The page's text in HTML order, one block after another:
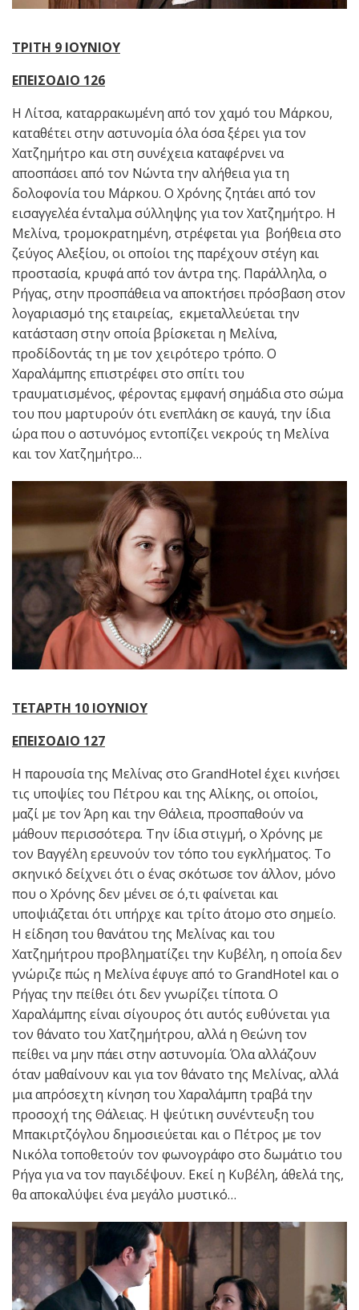
ΤΡΙΤΗ 9 ΙΟΥΝΙΟΥ
ΕΠΕΙΣΟΔΙΟ 126
Η Λίτσα, καταρρακωμένη από τον χαμό του Μάρκου,
καταθέτει στην αστυνομία όλα όσα ξέρει για τον
Χατζημήτρο και στη συνέχεια καταφέρνει να
αποσπάσει από τον Νώντα την αλήθεια για τη
δολοφονία του Μάρκου. Ο Χρόνης ζητάει από τον
εισαγγελέα ένταλμα σύλληψης για τον Χατζημήτρο. Η
Μελίνα, τρομοκρατημένη, στρέφεται για βοήθεια στο
ζεύγος Αλεξίου, οι οποίοι της παρέχουν στέγη και
προστασία, κρυφά από τον άντρα της. Παράλληλα, ο
Ρήγας, στην προσπάθεια να αποκτήσει πρόσβαση στον
λογαριασμό της εταιρείας, εκμεταλλεύεται την
κατάσταση στην οποία βρίσκεται η Μελίνα,
προδίδοντάς τη με τον χειρότερο τρόπο. Ο
Χαραλάμπης επιστρέφει στο σπίτι του
τραυματισμένος, φέροντας εμφανή σημάδια στο σώμα
του που μαρτυρούν ότι ενεπλάκη σε καυγά, την ίδια
ώρα που ο αστυνόμος εντοπίζει νεκρούς τη Μελίνα
και τον Χατζημήτρο…
ΤΕΤΑΡΤΗ 10 ΙΟΥΝΙΟΥ
ΕΠΕΙΣΟΔΙΟ 127
Η παρουσία της Μελίνας στο GrandHotel έχει κινήσει
τις υποψίες του Πέτρου και της Αλίκης, οι οποίοι,
μαζί με τον Άρη και την Θάλεια, προσπαθούν να
μάθουν περισσότερα. Την ίδια στιγμή, ο Χρόνης με
τον Βαγγέλη ερευνούν τον τόπο του εγκλήματος. Το
σκηνικό δείχνει ότι ο ένας σκότωσε τον άλλον, μόνο
που ο Χρόνης δεν μένει σε ό,τι φαίνεται και
υποψιάζεται ότι υπήρχε και τρίτο άτομο στο σημείο.
Η είδηση του θανάτου της Μελίνας και του
Χατζημήτρου προβληματίζει την Κυβέλη, η οποία δεν
γνώριζε πώς η Μελίνα έφυγε από το GrandHotel και ο
Ρήγας την πείθει ότι δεν γνωρίζει τίποτα. Ο
Χαραλάμπης είναι σίγουρος ότι αυτός ευθύνεται για
τον θάνατο του Χατζημήτρου, αλλά η Θεώνη τον
πείθει να μην πάει στην αστυνομία. Όλα αλλάζουν
όταν μαθαίνουν και για τον θάνατο της Μελίνας, αλλά
μια απρόσεχτη κίνηση του Χαραλάμπη τραβά την
προσοχή της Θάλειας. Η ψεύτικη συνέντευξη του
Μπακιρτζόγλου δημοσιεύεται και ο Πέτρος με τον
Νικόλα τοποθετούν τον φωνογράφο στο δωμάτιο του
Ρήγα για να τον παγιδέψουν. Εκεί η Κυβέλη, άθελά της,
θα αποκαλύψει ένα μεγάλο μυστικό…